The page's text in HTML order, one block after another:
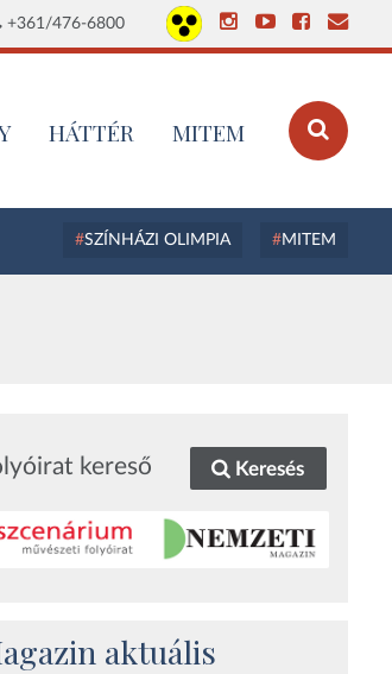
+361/476-6800
HÁTTÉR MITEM
SZÍNHÁZI OLIMPIA MITEM
kereső Keresés
aktuális